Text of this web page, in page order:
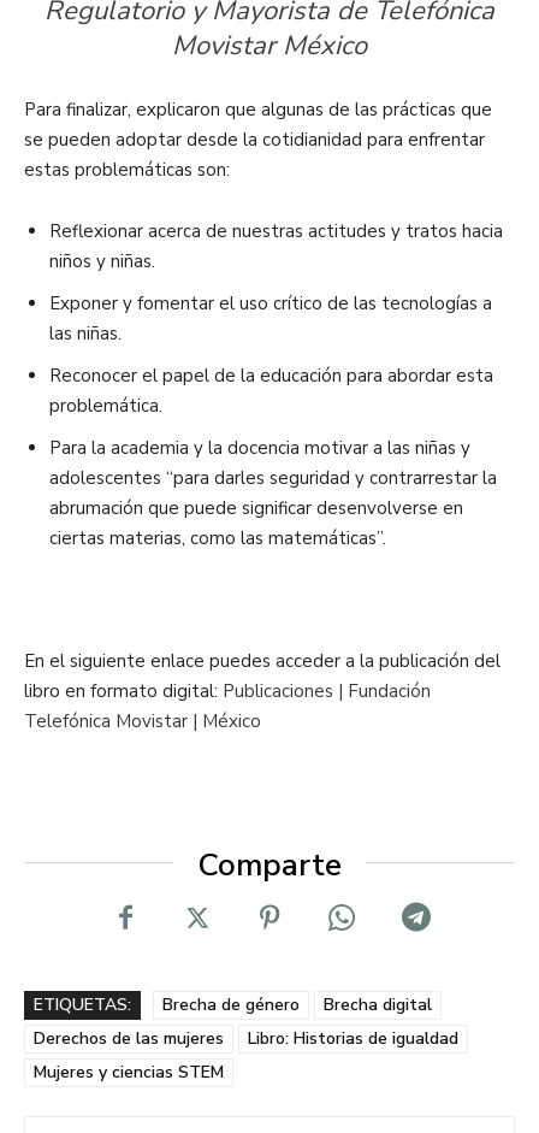
Regulatorio y Mayorista de Telefónica
Movistar México
Para finalizar, explicaron que algunas de las prácticas que
se pueden adoptar desde la cotidianidad para enfrentar
estas problemáticas son:
Reflexionar acerca de nuestras actitudes y tratos hacia
niños y niñas.
Exponer y fomentar el uso crítico de las tecnologías a
las niñas.
Reconocer el papel de la educación para abordar esta
problemática.
Para la academia y la docencia motivar a las niñas y
adolescentes “para darles seguridad y contrarrestar la
abrumación que puede significar desenvolverse en
ciertas materias, como las matemáticas”.
En el siguiente enlace puedes acceder a la publicación del
libro en formato digital: Publicaciones | Fundación
Telefónica Movistar | México
Comparte
ETIQUETAS: Brecha de género
Brecha digital
Derechos de las mujeres
Libro: Historias de igualdad
Mujeres y ciencias STEM